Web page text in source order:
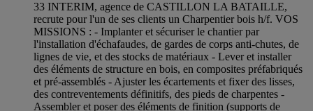
33 INTERIM, agence de CASTILLON LA BATAILLE,
recrute pour l'un de ses clients un Charpentier bois h/f. VOS
MISSIONS : - Implanter et sécuriser le chantier par
l'installation d'échafaudes, de gardes de corps anti-chutes, de
lignes de vie, et des stocks de matériaux - Lever et installer
des éléments de structure en bois, en composites préfabriqués
et pré-assemblés - Ajuster les écartements et fixer des lisses,
des contreventements définitifs, des pieds de charpentes -
Assembler et poser des éléments de finition (supports de